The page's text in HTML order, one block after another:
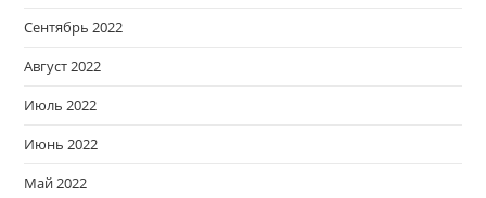
Сентябрь 2022
Август 2022
Июль 2022
Июнь 2022
Май 2022